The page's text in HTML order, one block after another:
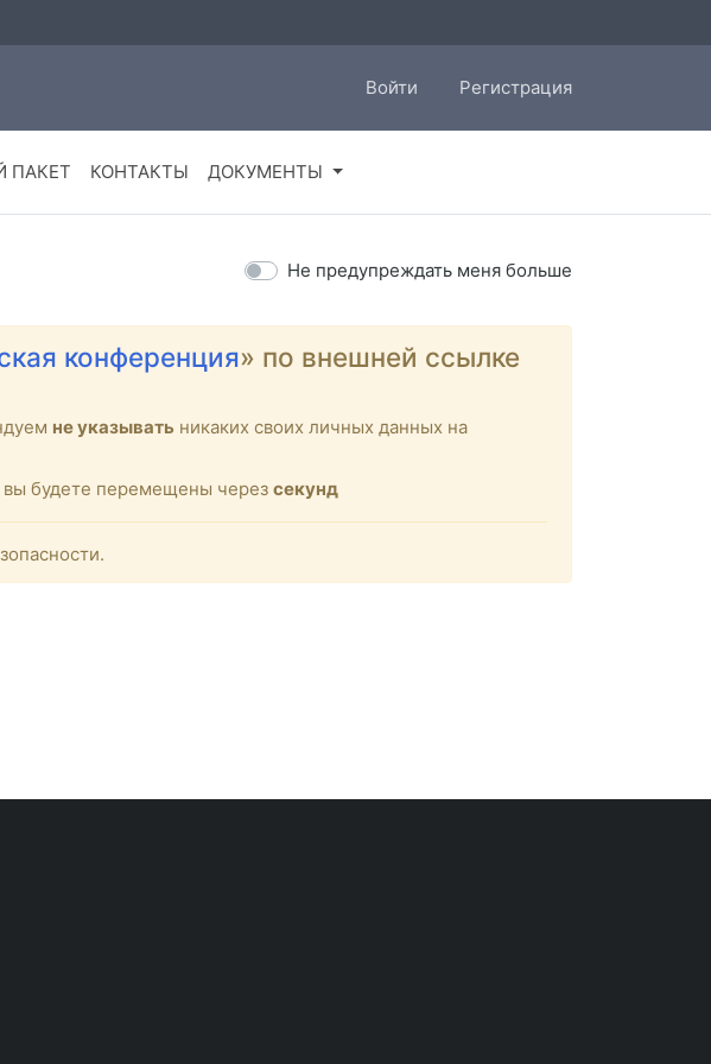
Войти Регистрация
ПАКЕТ КОНТАКТЫ ДОКУМЕНТЫ
Не предупреждать меня больше
конференция» по внешней ссылке
не указывать никаких своих личных данных на
вы будете перемещены через секунд